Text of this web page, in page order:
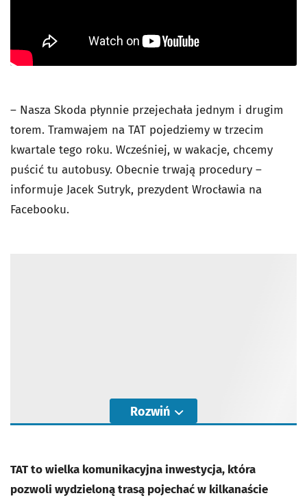
– Nasza Skoda płynnie przejechała jednym i drugim
torem. Tramwajem na TAT pojedziemy w trzecim
kwartale tego roku. Wcześniej, w wakacje, chcemy
puścić tu autobusy. Obecnie trwają procedury –
informuje Jacek Sutryk, prezydent Wrocławia na
Facebooku.
Rozwiń
TAT to wielka komunikacyjna inwestycja, która
pozwoli wydzieloną trasą pojechać w kilkanaście